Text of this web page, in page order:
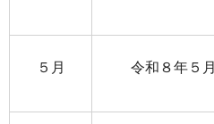
５月 令和８年５